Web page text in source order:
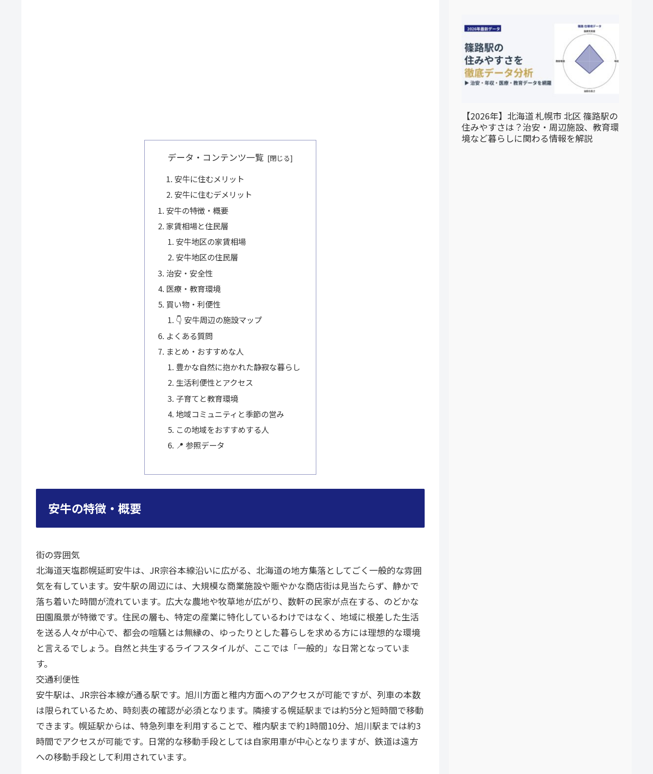
データ・コンテンツ一覧
安牛に住むメリット
安牛に住むデメリット
安牛の特徴・概要
家賃相場と住民層
安牛地区の家賃相場
安牛地区の住民層
治安・安全性
医療・教育環境
買い物・利便性
👇 安牛周辺の施設マップ
よくある質問
まとめ・おすすめな人
豊かな自然に抱かれた静寂な暮らし
生活利便性とアクセス
子育てと教育環境
地域コミュニティと季節の営み
この地域をおすすめする人
📍 参照データ
安牛の特徴・概要
街の雰囲気
北海道天塩郡幌延町安牛は、JR宗谷本線沿いに広がる、北海道の地方集落としてごく一般的な雰囲
気を有しています。安牛駅の周辺には、大規模な商業施設や賑やかな商店街は見当たらず、静かで
落ち着いた時間が流れています。広大な農地や牧草地が広がり、数軒の民家が点在する、のどかな
田園風景が特徴です。住民の層も、特定の産業に特化しているわけではなく、地域に根差した生活
を送る人々が中心で、都会の喧騒とは無縁の、ゆったりとした暮らしを求める方には理想的な環境
と言えるでしょう。自然と共生するライフスタイルが、ここでは「一般的」な日常となっていま
す。
交通利便性
安牛駅は、JR宗谷本線が通る駅です。旭川方面と稚内方面へのアクセスが可能ですが、列車の本数
は限られているため、時刻表の確認が必須となります。隣接する幌延駅までは約5分と短時間で移動
できます。幌延駅からは、特急列車を利用することで、稚内駅まで約1時間10分、旭川駅までは約3
時間でアクセスが可能です。日常的な移動手段としては自家用車が中心となりますが、鉄道は遠方
への移動手段として利用されています。
【2026年】北海道 札幌市 北区 篠路駅の
住みやすさは？治安・周辺施設、教育環
境など暮らしに関わる情報を解説